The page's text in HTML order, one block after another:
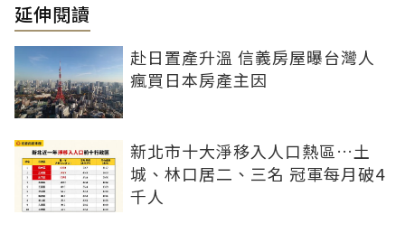
延伸閱讀
赴日置產升溫 信義房屋曝台灣人
瘋買日本房產主因
新北市十大淨移入人口熱區…土
城、林口居二、三名 冠軍每月破4
千人